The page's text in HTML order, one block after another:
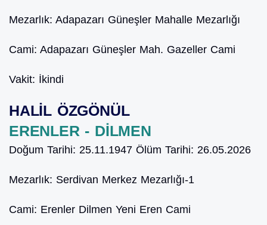
Mezarlık: Adapazarı Güneşler Mahalle Mezarlığı
Cami: Adapazarı Güneşler Mah. Gazeller Cami
Vakit: İkindi
HALİL ÖZGÖNÜL
ERENLER - DİLMEN
Doğum Tarihi: 25.11.1947 Ölüm Tarihi: 26.05.2026
Mezarlık: Serdivan Merkez Mezarlığı-1
Cami: Erenler Dilmen Yeni Eren Cami